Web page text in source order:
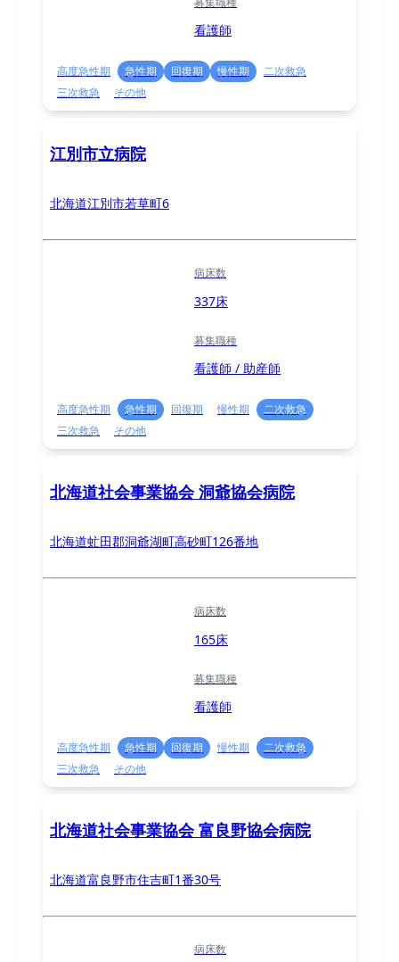
看護師
高度急性期 急性期 回復期 慢性期
二次救急
三次救急
その他
江別市立病院
北海道江別市若草町6
病床数
337床
募集職種
看護師 / 助産師
高度急性期 急性期 回復期 慢性期
二次救急
三次救急
その他
北海道社会事業協会 洞爺協会病院
北海道虻田郡洞爺湖町高砂町126番地
病床数
165床
募集職種
看護師
高度急性期 急性期 回復期 慢性期
二次救急
三次救急
その他
北海道社会事業協会 富良野協会病院
北海道富良野市住吉町1番30号
病床数